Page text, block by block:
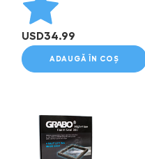
USD34.99
ADAUGĂ ÎN COȘ